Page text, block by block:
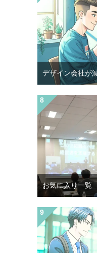
デザイン会社が
お気に入り一覧